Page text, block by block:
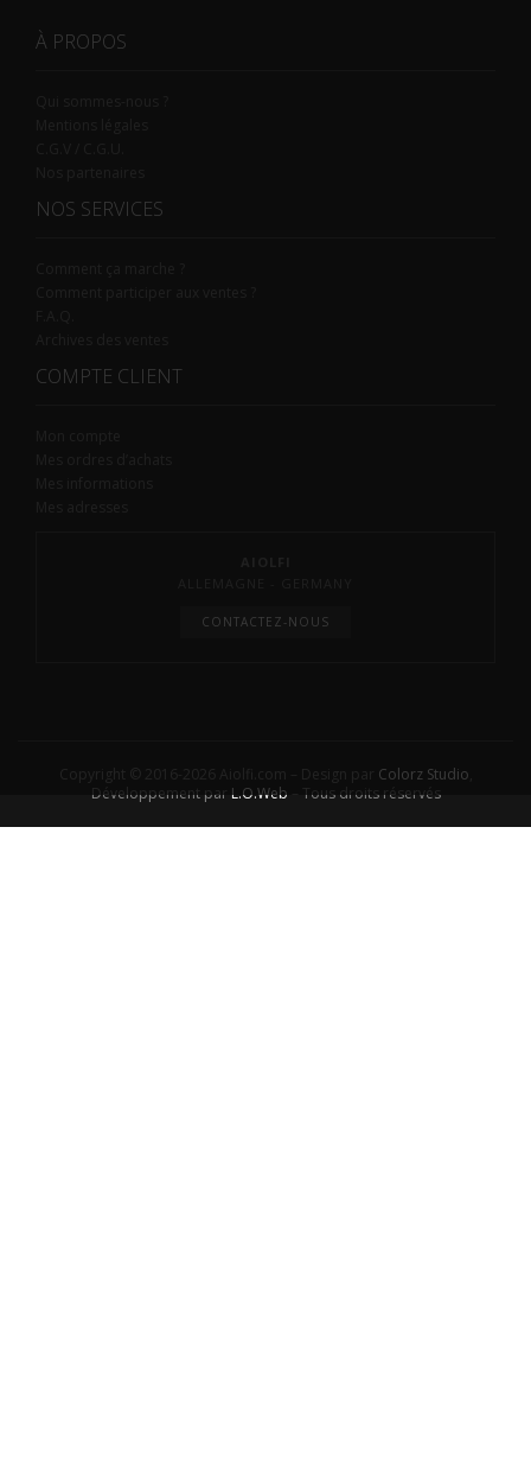
À PROPOS
NOS SERVICES
COMPTE CLIENT
CONTACTEZ-NOUS
Colorz Studio
Développement par L.O.Web – Tous droits réservés